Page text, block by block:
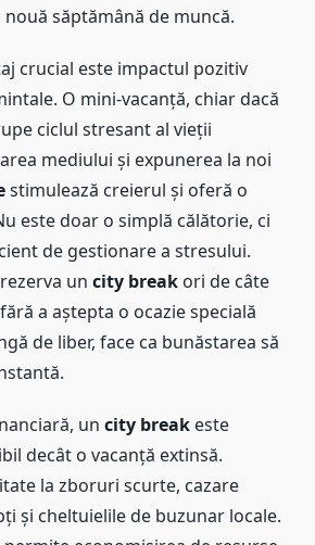
săptămână de muncă.
crucial este impactul pozitiv
O mini-vacanță, chiar dacă
ciclul stresant al vieții
mediului și expunerea la noi
stimulează creierul și oferă o
este doar o simplă călătorie, ci
de gestionare a stresului.
un city break ori de câte
a aștepta o ocazie specială
de liber, face ca bunăstarea să
un city break este
decât o vacanță extinsă.
la zboruri scurte, cazare
și cheltuielile de buzunar locale.